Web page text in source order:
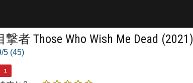
者 Those Who Wish Me Dead (2021)
5 (45)
1